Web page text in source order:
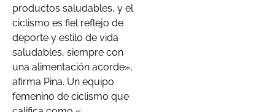
productos saludables, y el
ciclismo es fiel reflejo de
deporte y estilo de vida
saludables, siempre con
una alimentación acorde»,
afirma Pina. Un equipo
femenino de ciclismo que